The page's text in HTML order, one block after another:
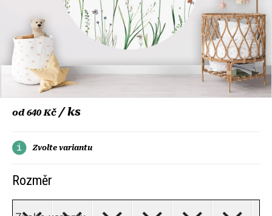
od640 Kč / ks
Zvolte variantu
Rozměr